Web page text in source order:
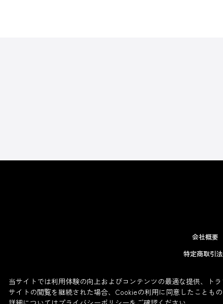
会社概要
特定商取引
当サイトでは利用体験の向上およびコンテンツの最適な提供、ト
サイトの閲覧を継続された場合、Cookieの利用に同意したこともの